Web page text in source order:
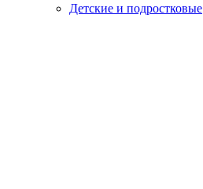
Детские и подростковые